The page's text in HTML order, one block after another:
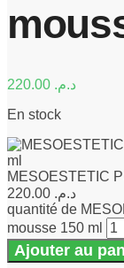
د.م.
En stock
MESOESTETIC
د.م.
quantité de
mousse 150 ml
Ajouter au